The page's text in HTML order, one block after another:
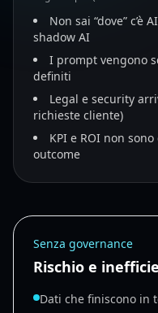
Non sai “dove” c’è
shadow AI
I prompt vengono
definiti
Legal e security
richieste cliente)
KPI e ROI non
outcome
Senza governance
Rischio e
Dati che finiscono in